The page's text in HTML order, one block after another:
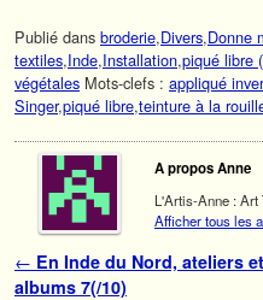
Publié dans broderie,Divers,Donne
textiles,Inde,Installation,piqué libre
végétales Mots-clefs : appliqué
Singer,piqué libre,teinture à la
A propos Anne
L'Artis-Anne : Art
Afficher tous les
Navigation des articles
← En Inde du Nord, ateliers et
albums 7(/10)